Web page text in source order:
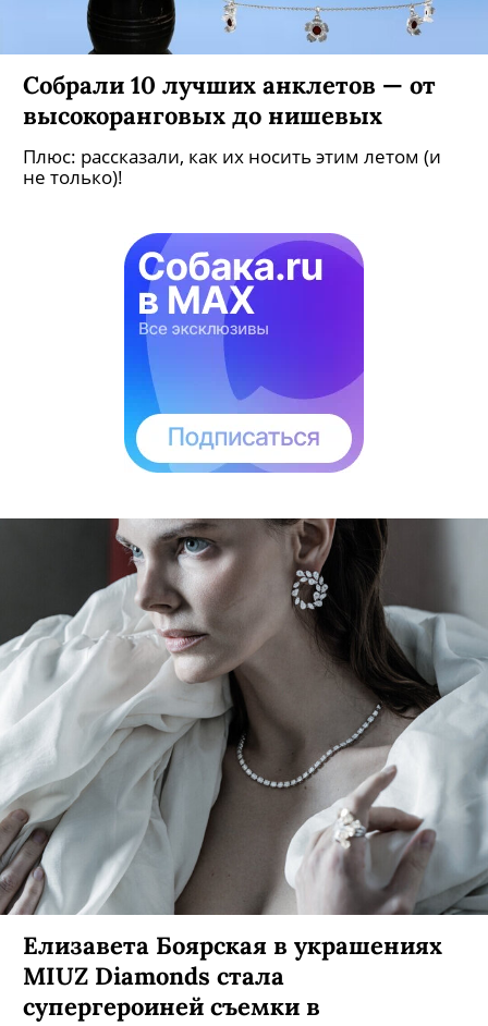
Собрали 10 лучших анклетов — от
высокоранговых до нишевых
Плюс: рассказали, как их носить этим летом (и
не только)!
Елизавета Боярская в украшениях
MIUZ Diamonds стала
супергероиней съемки в